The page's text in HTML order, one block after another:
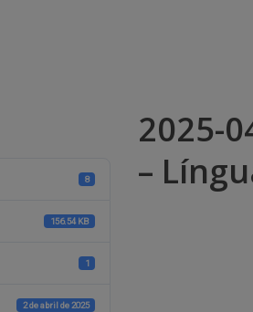
8
156.54 KB
1
2 de abril de 2025
2025-
–